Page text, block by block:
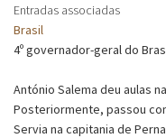
Entradas associadas
Brasil
4º governador-geral do
António Salema deu aulas
Posteriormente, passou
Servia na capitania de